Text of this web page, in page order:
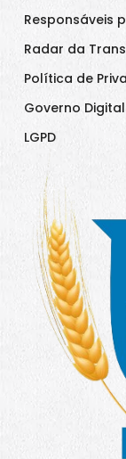
Responsáveis
Radar da
Política de
Governo Digital
LGPD